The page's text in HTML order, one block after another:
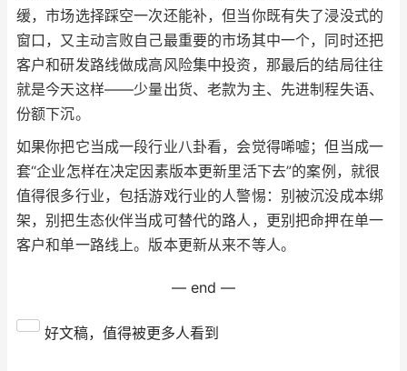
缓，市场选择踩空一次还能补，但当你既有失了浸没式的
窗口，又主动言败自己最重要的市场其中一个，同时还把
客户和研发路线做成高风险集中投资，那最后的结局往往
就是今天这样——少量出货、老款为主、先进制程失语、
份额下沉。
如果你把它当成一段行业八卦看，会觉得唏嘘；但当成一
套“企业怎样在决定因素版本更新里活下去”的案例，就很
值得很多行业，包括游戏行业的人警惕：别被沉没成本绑
架，别把生态伙伴当成可替代的路人，更别把命押在单一
客户和单一路线上。版本更新从来不等人。
— end —
好文稿，值得被更多人看到